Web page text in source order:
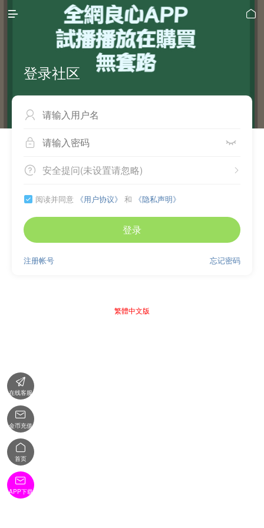
 
登录社区

 
 
安全提问(未设置请忽略)
 阅读并同意 《用户协议》 和 《隐私声明》
登录
忘记密码
注册帐号
繁體中文版

在线客服

金币充值

首页

APP下载